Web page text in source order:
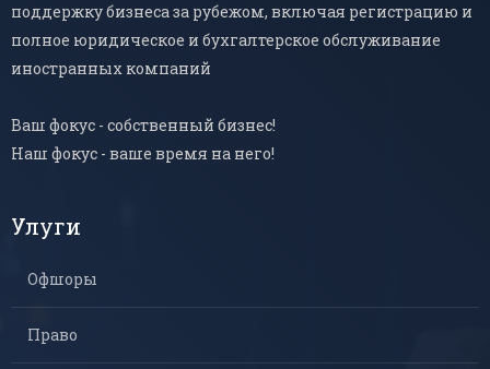
поддержку бизнеса за рубежом, включая регистрацию и
полное юридическое и бухгалтерское обслуживание
иностранных компаний
Ваш фокус - собственный бизнес!
Наш фокус - ваше время на него!
Улуги
Офшоры
Право